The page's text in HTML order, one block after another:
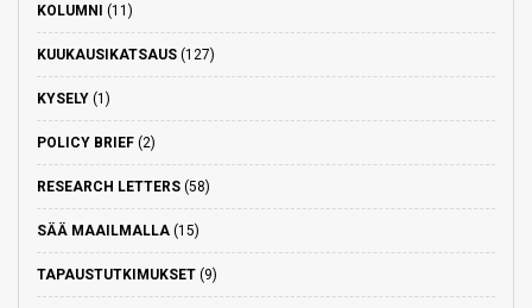
KOLUMNI (11)
KUUKAUSIKATSAUS (127)
KYSELY (1)
POLICY BRIEF (2)
RESEARCH LETTERS (58)
SÄÄ MAAILMALLA (15)
TAPAUSTUTKIMUKSET (9)